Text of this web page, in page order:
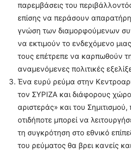
παρεμβάσεις του
επίσης να περάσουν
γνώση των διαμορφούμενων
να εκτιμούν το ενδεχόμενο
τους επέτρεπε να καρπωθούν
αναμενόμενες πολιτικές
Ένα ευρύ ρεύμα στην
τον ΣΥΡΙΖΑ και διάφορους
αριστεράς» και του
οτιδήποτε μπορεί να
τη συγκρότηση στο εθνικό
του ρεύματος θα βρει κανείς